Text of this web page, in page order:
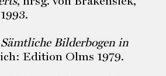
Sämtliche Bilderbogen in
Edition Olms 1979.